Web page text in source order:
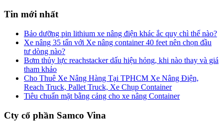
Tin mới nhất
Bảo dưỡng pin lithium xe nâng điện khác ắc quy chì thế nào?
Xe nâng 35 tấn với Xe nâng container 40 feet nên chọn đầu
tư dòng nào?
Bơm thủy lực reachstacker dấu hiệu hỏng, khi nào thay và giá
tham khảo
Cho Thuê Xe Nâng Hàng Tại TPHCM Xe Nâng Điện,
Reach Truck, Pallet Truck, Xe Chụp Container
Tiêu chuẩn mặt bằng cảng cho xe nâng Container
Cty cổ phần Samco Vina